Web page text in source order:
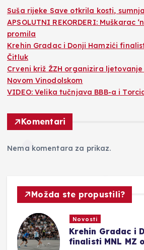
Suša rijeke Save otkrila kosti,
APSOLUTNI REKORDERI: Muškarac
promila
Krehin Gradac i Donji Hamzići
Čitluk
Crveni križ ŽZH organizira
Novom Vinodolskom
VIDEO: Velika tučnjava BBB-a i
Komentari
Nema komentara za prikaz.
Možda ste propustili?
Novosti
Crveni križ ŽZH
ljetovanje za